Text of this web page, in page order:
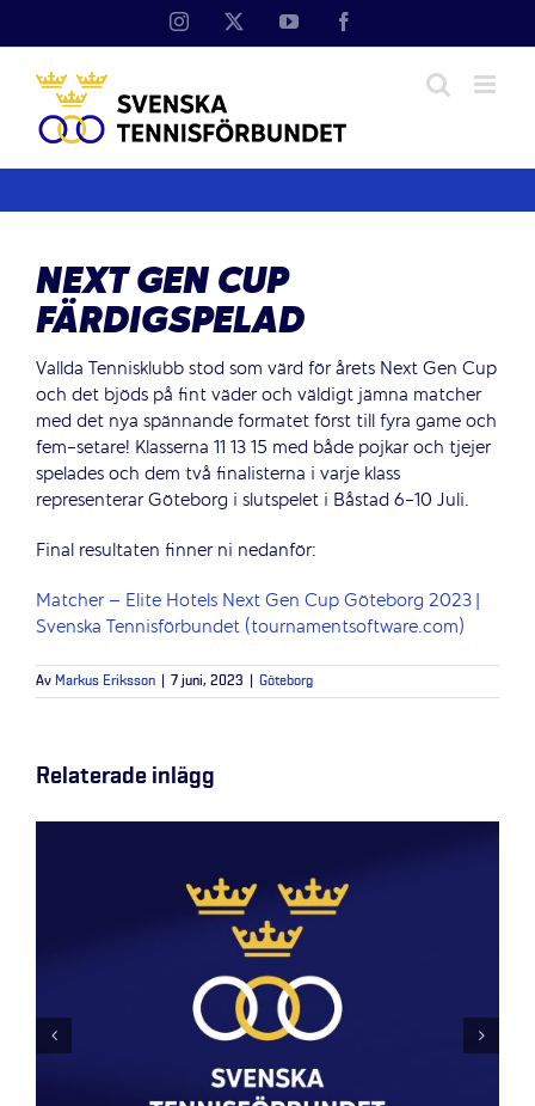
Instagram YouTube
NEXT GEN CUP
FÄRDIGSPELAD
Vallda Tennisklubb stod som värd för årets Next Gen Cup
och det bjöds på fint väder och väldigt jämna matcher
med det nya spännande formatet först till fyra game och
fem-setare! Klasserna 11 13 15 med både pojkar och tjejer
spelades och dem två finalisterna i varje klass
representerar Göteborg i slutspelet i Båstad 6-10 Juli.
Final resultaten finner ni nedanför:
Matcher – Elite Hotels Next Gen Cup Göteborg 2023 |
Svenska Tennisförbundet (tournamentsoftware.com)
Av Markus Eriksson 7 juni, 2023 Göteborg
Relaterade inlägg